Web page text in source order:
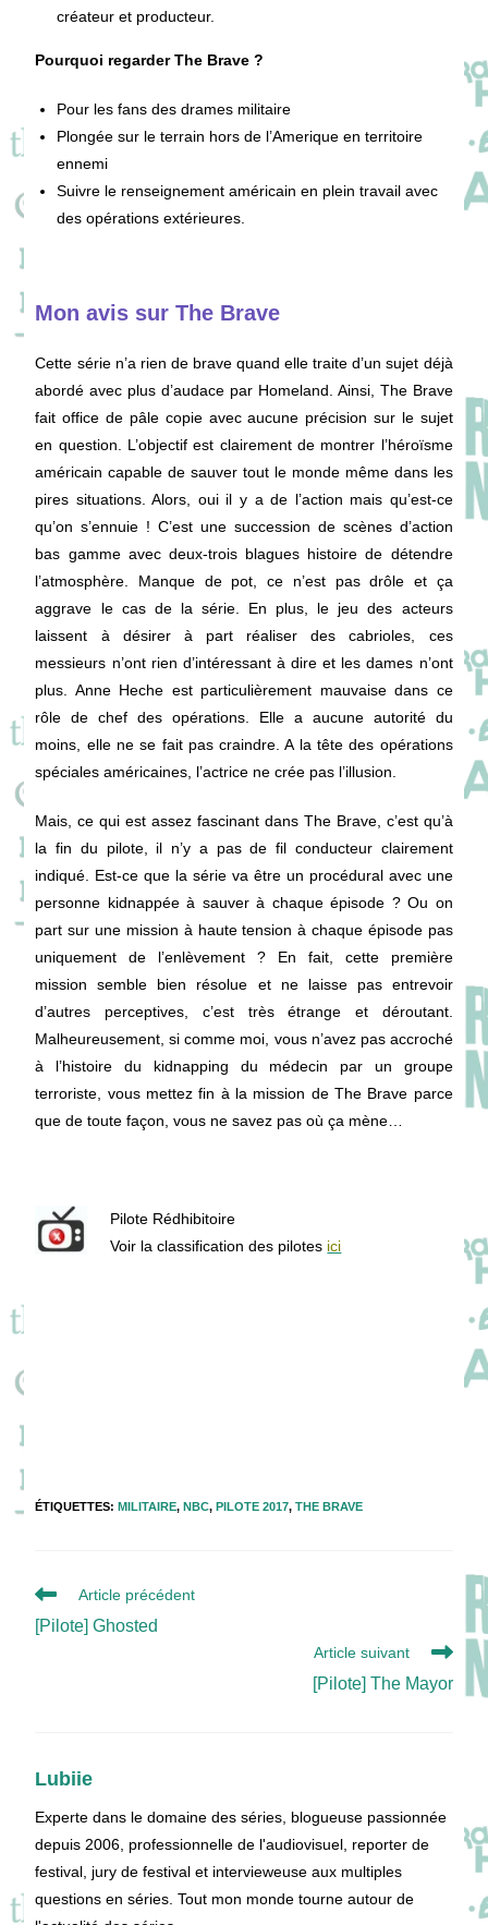
créateur et producteur.
Pourquoi regarder The Brave ?
Pour les fans des drames militaire
Plongée sur le terrain hors de l’Amerique en territoire
ennemi
Suivre le renseignement américain en plein travail avec
des opérations extérieures.
Mon avis sur The Brave
Cette série n’a rien de brave quand elle traite d’un sujet déjà
abordé avec plus d’audace par Homeland. Ainsi, The Brave
fait office de pâle copie avec aucune précision sur le sujet
en question. L’objectif est clairement de montrer l’héroïsme
américain capable de sauver tout le monde même dans les
pires situations. Alors, oui il y a de l’action mais qu’est-ce
qu’on s’ennuie ! C’est une succession de scènes d’action
bas gamme avec deux-trois blagues histoire de détendre
l’atmosphère. Manque de pot, ce n’est pas drôle et ça
aggrave le cas de la série. En plus, le jeu des acteurs
laissent à désirer à part réaliser des cabrioles, ces
messieurs n’ont rien d’intéressant à dire et les dames n’ont
plus. Anne Heche est particulièrement mauvaise dans ce
rôle de chef des opérations. Elle a aucune autorité du
moins, elle ne se fait pas craindre. A la tête des opérations
spéciales américaines, l’actrice ne crée pas l’illusion.
Mais, ce qui est assez fascinant dans The Brave, c’est qu’à
la fin du pilote, il n’y a pas de fil conducteur clairement
indiqué. Est-ce que la série va être un procédural avec une
personne kidnappée à sauver à chaque épisode ? Ou on
part sur une mission à haute tension à chaque épisode pas
uniquement de l’enlèvement ? En fait, cette première
mission semble bien résolue et ne laisse pas entrevoir
d’autres perceptives, c’est très étrange et déroutant.
Malheureusement, si comme moi, vous n’avez pas accroché
à l’histoire du kidnapping du médecin par un groupe
terroriste, vous mettez fin à la mission de The Brave parce
que de toute façon, vous ne savez pas où ça mène…
Pilote Rédhibitoire
Voir la classification des pilotes ici
ÉTIQUETTES:MILITAIRE, NBC, PILOTE 2017, THE BRAVE
Read
articles
Article précédent
[Pilote] Ghosted
Article suivant
[Pilote] The Mayor
Lubiie
Experte dans le domaine des séries, blogueuse passionnée
depuis 2006, professionnelle de l'audiovisuel, reporter de
festival, jury de festival et intervieweuse aux multiples
questions en séries. Tout mon monde tourne autour de